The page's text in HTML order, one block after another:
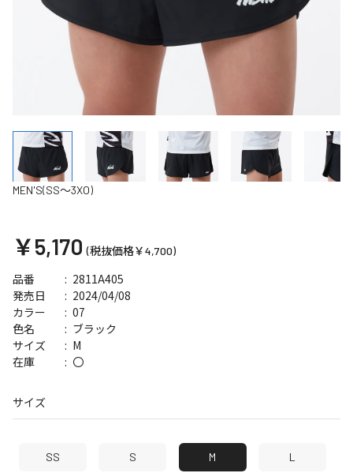
MEN'S(SS～3XO)
￥5,170 (税抜価格￥4,700)
品番 2811A405
発売日 2024/04/08
サイズ M
カラー 07
在庫 〇
色名 ブラック
サイズ
SS S M L